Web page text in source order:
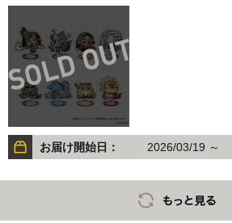
お届け開始日： 2026/03/19 ～